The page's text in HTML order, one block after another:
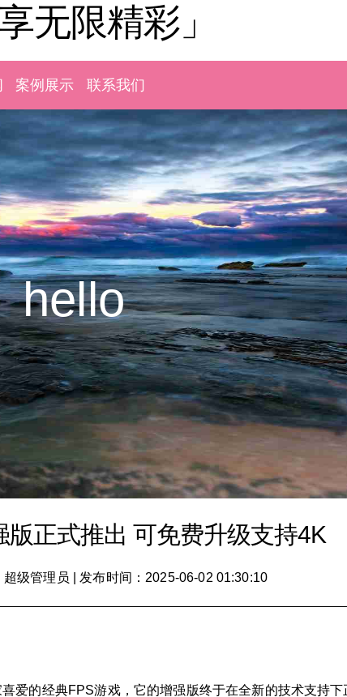
无限精彩」
案例展示 联系我们
hello
版正式推出 可免费升级支持4K
超级管理员 发布时间：2025-06-02 01:30:10
爱的经典FPS游戏，它的增强版终于在全新的技术支持下